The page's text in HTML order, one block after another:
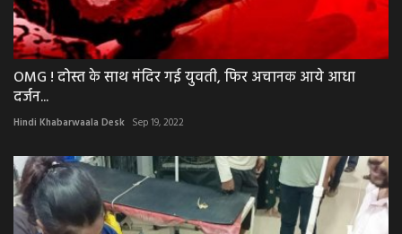
OMG ! दोस्त के साथ मंदिर गई युवती, फिर अचानक आये आधा
दर्जन...
Hindi Khabarwaala Desk Sep 19, 2022